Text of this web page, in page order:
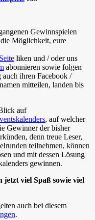
Gewinnspielen
Möglichkeit, eure
liken und / oder uns
abonnieren sowie folgen
auch ihren Facebook /
mitteilen, landen bis
auf
, auf welcher
Gewinner der bisher
denn treue Leser,
teilnehmen, können
und mit dessen Lösung
gewinnen.
jetzt viel Spaß sowie viel
auch bei diesem
.